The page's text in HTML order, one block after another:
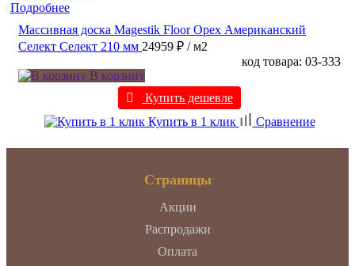
Подробнее
Массивная доска Magestik Floor Орех Американский
Селект Селект 210 мм 24959 ₽ / м2
код товара: 03-333
В корзину
Купить дешевле
Купить в 1 клик
Сравнение
Страницы
Акции
Распродажи
Оплата